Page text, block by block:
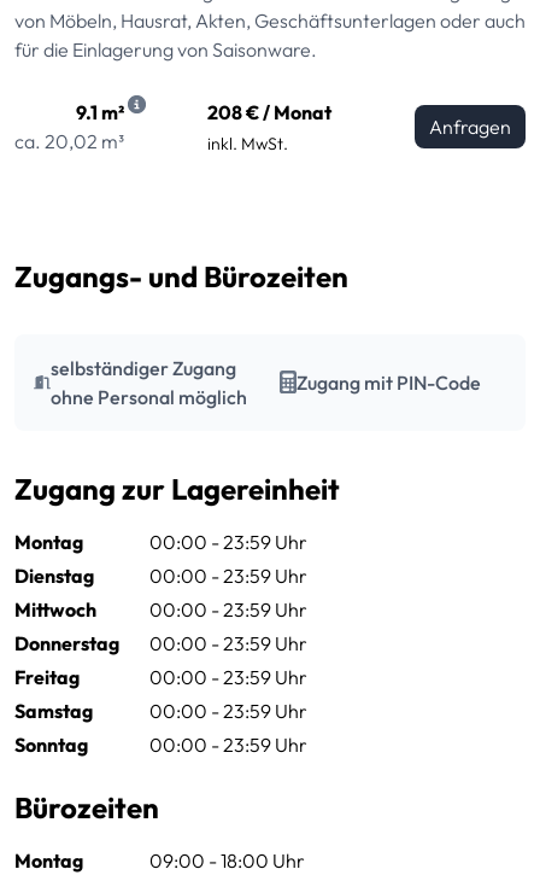
von Möbeln, Hausrat, Akten, Geschäftsunterlagen oder auch
für die Einlagerung von Saisonware.
9.1 m²
ca. 20,02 m³
208 € / Monat
inkl. MwSt.
Anfragen
Zugangs- und Bürozeiten
selbständiger Zugang
ohne Personal möglich
Zugang mit PIN-Code
Zugang zur Lagereinheit
Montag
00:00 - 23:59 Uhr
Dienstag
00:00 - 23:59 Uhr
Mittwoch
00:00 - 23:59 Uhr
Donnerstag
00:00 - 23:59 Uhr
Freitag
00:00 - 23:59 Uhr
Samstag
00:00 - 23:59 Uhr
Sonntag
00:00 - 23:59 Uhr
Bürozeiten
Montag
09:00 - 18:00 Uhr